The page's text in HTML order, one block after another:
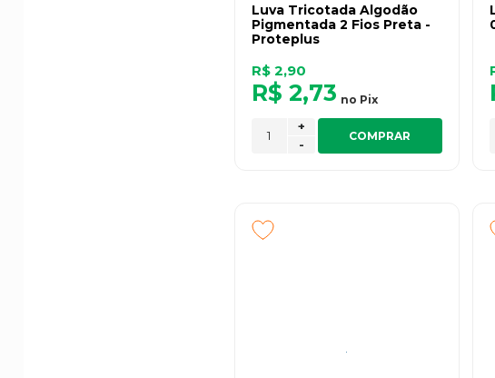
Luva Tricotada Algodão
Pigmentada 2 Fios Preta -
Proteplus
R$ 2,90
R$ 2,73 no Pix
-
+
COMPRAR